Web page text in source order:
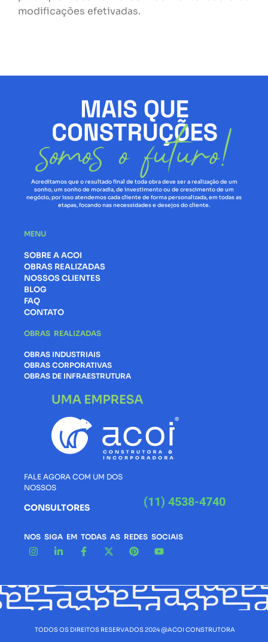
modificações efetivadas.
Acreditamos que o resultado final de toda obra deve ser a realização de um
sonho, um sonho de moradia, de investimento ou de crescimento de um
negócio, por isso atendemos cada cliente de forma personalizada, em todas as
etapas, focando nas necessidades e desejos do cliente.
MENU
SOBRE A ACOI
OBRAS REALIZADAS
NOSSOS CLIENTES
BLOG
FAQ
CONTATO
OBRAS REALIZADAS
OBRAS INDUSTRIAIS
OBRAS CORPORATIVAS
OBRAS DE INFRAESTRUTURA
FALE AGORA COM UM DOS
NOSSOS
CONSULTORES (11) 4538-4740
NOS SIGA EM TODAS AS REDES SOCIAIS
TODOS OS DIREITOS RESERVADOS 2024 @ACOI CONSTRUTORA